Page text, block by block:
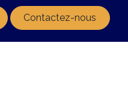
Contactez-nous